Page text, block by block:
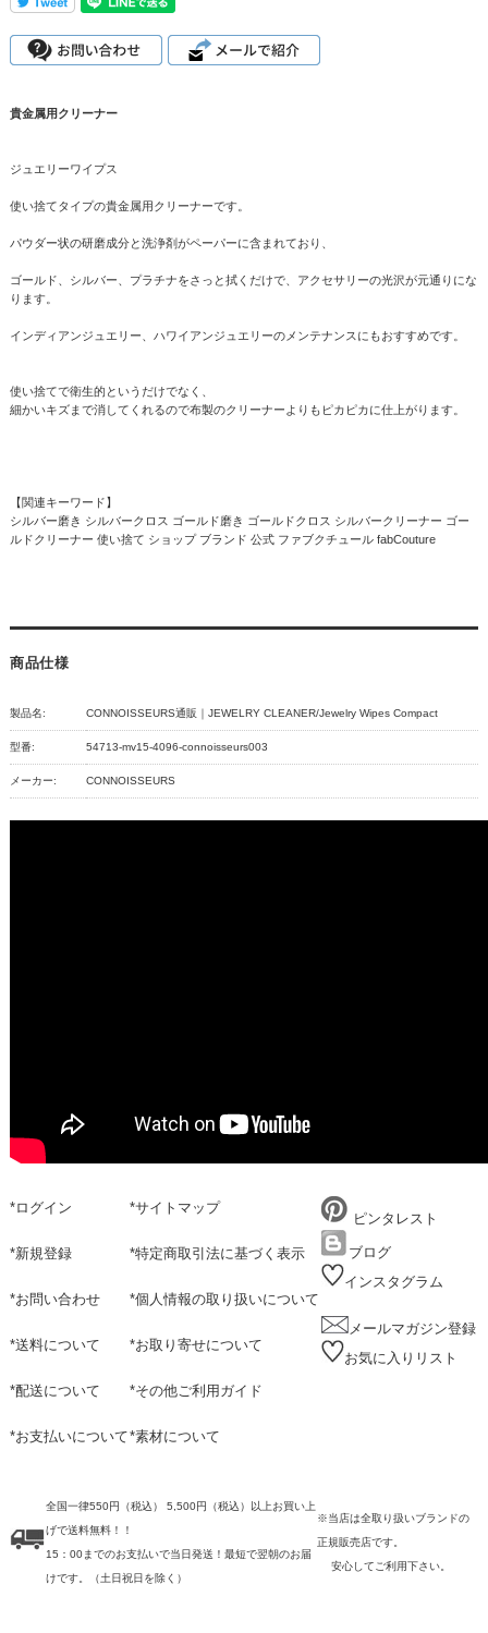
貴金属用クリーナー
ジュエリーワイプス
使い捨てタイプの貴金属用クリーナーです。
パウダー状の研磨成分と洗浄剤がペーパーに含まれており、
ゴールド、シルバー、プラチナをさっと拭くだけで、アクセサリーの光沢が元通りにな
ります。
インディアンジュエリー、ハワイアンジュエリーのメンテナンスにもおすすめです。
使い捨てで衛生的というだけでなく、
細かいキズまで消してくれるので布製のクリーナーよりもピカピカに仕上がります。
【関連キーワード】
シルバー磨き シルバークロス ゴールド磨き ゴールドクロス シルバークリーナー ゴー
ルドクリーナー 使い捨て ショップ ブランド 公式 ファブクチュール fabCouture
商品仕様
製品名: CONNOISSEURS通販｜JEWELRY CLEANER/Jewelry Wipes Compact
型番: 54713-mv15-4096-connoisseurs003
メーカー: CONNOISSEURS
*ログイン
*新規登録
*お問い合わせ
*送料について
*配送について
*お支払いについて
*サイトマップ
*特定商取引法に基づく表示
*個人情報の取り扱いについて
*お取り寄せについて
*その他ご利用ガイド
*素材について
ピンタレスト
ブログ
インスタグラム
メールマガジン登録
お気に入りリスト
全国一律550円（税込） 5,500円（税込）以上お買い上
げで送料無料！！
15：00までのお支払いで当日発送！最短で翌朝のお届
けです。
（土日祝日を除く）
※当店は全取り扱いブランドの
正規販売店です。
安心してご利用下さい。